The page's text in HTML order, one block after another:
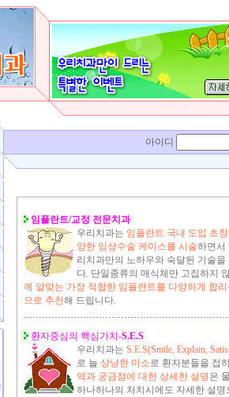
아이디
임플란트/교정 전문치과
우리치과는 임플란트 국내 도입 초
양한 임상수술 케이스를 시술하면서
리치과만의 노하우와 숙달된 기술을
다. 단일종류의 매식체만 고집하지
께 알맞는 가장 적합한 임플란트를 다양하게 합
으로 추천해 드립니다.
환자중심의 핵심가치-S.E.S
우리치과는 S.E.S(Smile, Explain,
로 늘 상냥한 미소로 환자분들을 접
역과 궁금점에 대한 상세한 설명은
하나하나의 처치시에도 자세한 설